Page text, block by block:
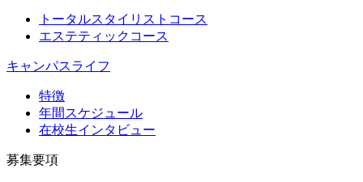
トータルスタイリストコース
エステティックコース
キャンパスライフ
特徴
年間スケジュール
在校生インタビュー
募集要項